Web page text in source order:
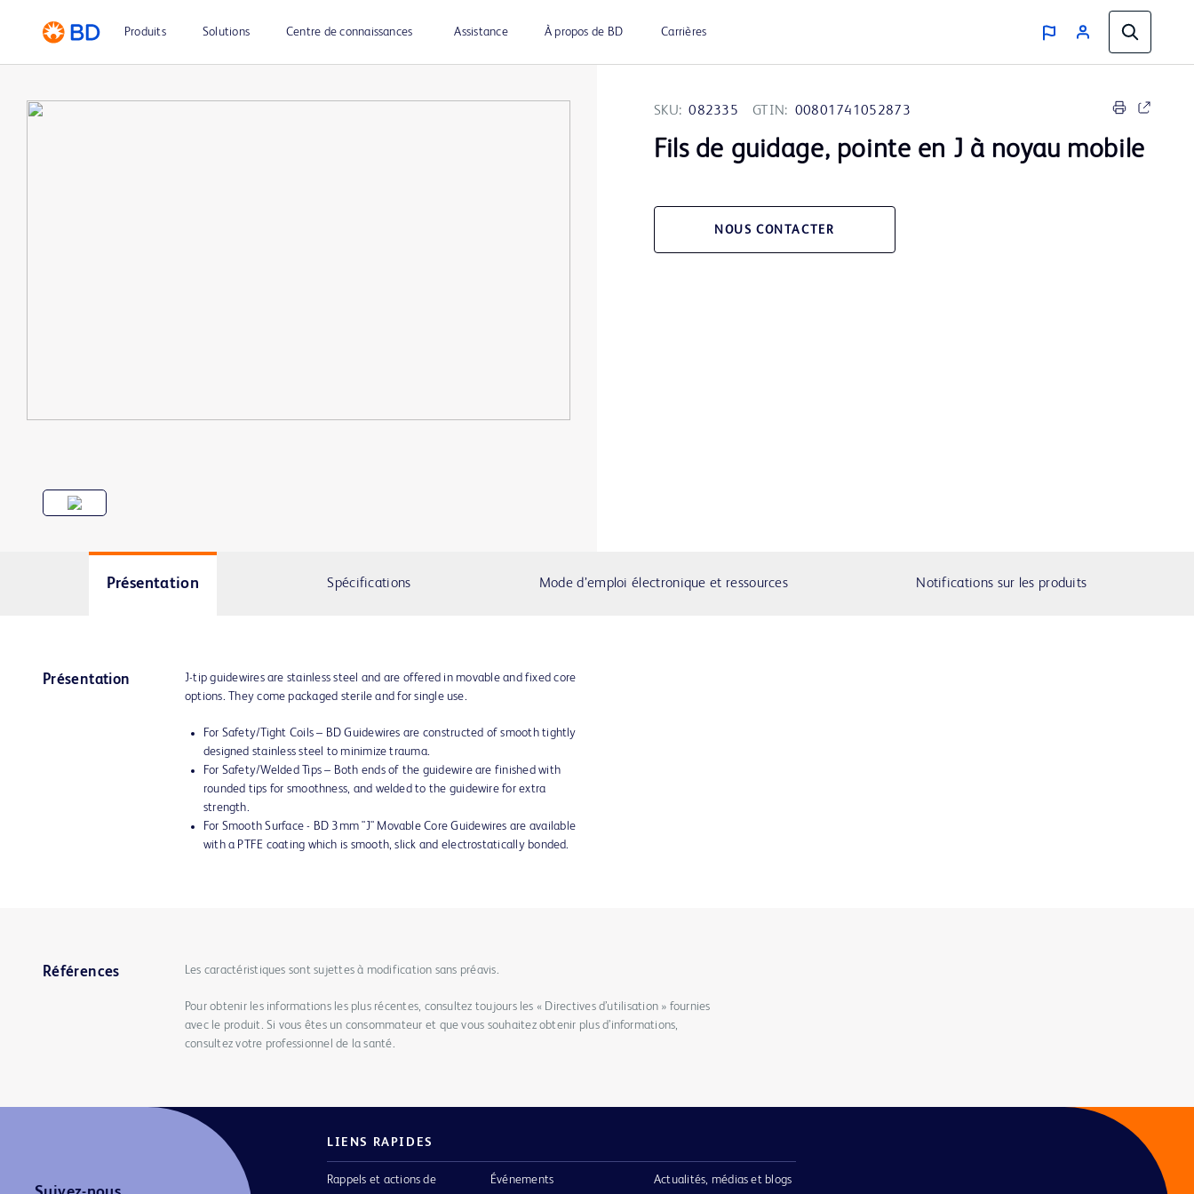
Produits Solutions Centre de connaissances Assistance À propos de BD Carrières
SKU: 082335 GTIN: 00801741052873
Fils de guidage, pointe en J à noyau mobile
NOUS CONTACTER
Présentation Spécifications Mode d’emploi électronique et ressources Notifications sur les produits
Présentation
J-tip guidewires are stainless steel and are offered in movable and fixed core
options. They come packaged sterile and for single use.
For Safety/Tight Coils – BD Guidewires are constructed of smooth tightly
designed stainless steel to minimize trauma.
For Safety/Welded Tips – Both ends of the guidewire are finished with
rounded tips for smoothness, and welded to the guidewire for extra
strength.
For Smooth Surface - BD 3mm "J" Movable Core Guidewires are available
with a PTFE coating which is smooth, slick and electrostatically bonded.
Références Les caractéristiques sont sujettes à modification sans préavis.
Pour obtenir les informations les plus récentes, consultez toujours les « Directives d’utilisation » fournies
avec le produit. Si vous êtes un consommateur et que vous souhaitez obtenir plus d’informations,
consultez votre professionnel de la santé.
LIENS RAPIDES
Rappels et actions de
Événements Actualités, médias et blogs